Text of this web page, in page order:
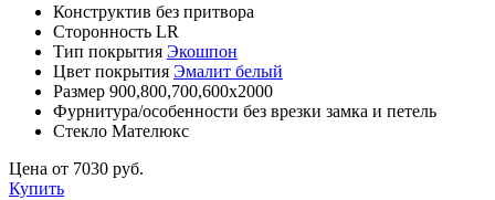
Конструктив без притвора
Сторонность LR
Тип покрытия Экошпон
Цвет покрытия Эмалит белый
Размер 900,800,700,600х2000
Фурнитура/особенности без врезки замка и петель
Стекло Мателюкс
Цена от 7030 руб.
Купить